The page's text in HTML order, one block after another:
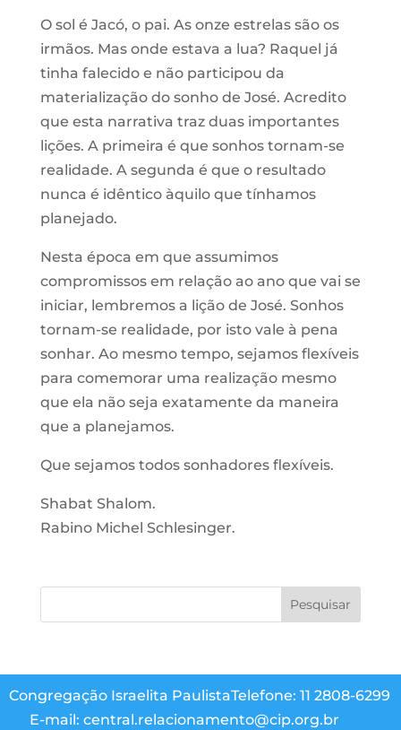
O sol é Jacó, o pai. As onze estrelas são os
irmãos. Mas onde estava a lua? Raquel já
tinha falecido e não participou da
materialização do sonho de José. Acredito
que esta narrativa traz duas importantes
lições. A primeira é que sonhos tornam-se
realidade. A segunda é que o resultado
nunca é idêntico àquilo que tínhamos
planejado.
Nesta época em que assumimos
compromissos em relação ao ano que vai se
iniciar, lembremos a lição de José. Sonhos
tornam-se realidade, por isto vale à pena
sonhar. Ao mesmo tempo, sejamos flexíveis
para comemorar uma realização mesmo
que ela não seja exatamente da maneira
que a planejamos.
Que sejamos todos sonhadores flexíveis.
Shabat Shalom.
Rabino Michel Schlesinger.
Congregação Israelita PaulistaTelefone: 11 2808-6299
E-mail: central.relacionamento@cip.org.br